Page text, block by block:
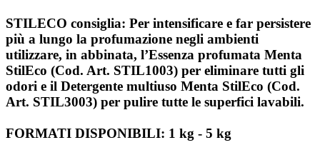
STILECO consiglia: Per intensificare e far persistere
più a lungo la profumazione negli ambienti
utilizzare, in abbinata, l’Essenza profumata Menta
StilEco (Cod. Art. STIL1003) per eliminare tutti gli
odori e il Detergente multiuso Menta StilEco (Cod.
Art. STIL3003) per pulire tutte le superfici lavabili.
FORMATI DISPONIBILI: 1 kg - 5 kg